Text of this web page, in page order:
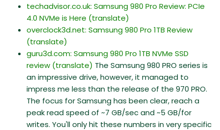
techadvisor.co.uk: Samsung 980 Pro Review: PCIe
4.0 NVMe is Here (translate)
overclock3d.net: Samsung 980 Pro 1TB Review
(translate)
guru3d.com: Samsung 980 Pro 1TB NVMe SSD
review (translate) The Samsung 980 PRO series is
an impressive drive, however, it managed to
impress me less than the release of the 970 PRO.
The focus for Samsung has been clear, reach a
peak read speed of ~7 GB/sec and ~5 GB/for
writes. You'll only hit these numbers in very specific